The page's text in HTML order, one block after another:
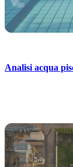
Analisi acqua